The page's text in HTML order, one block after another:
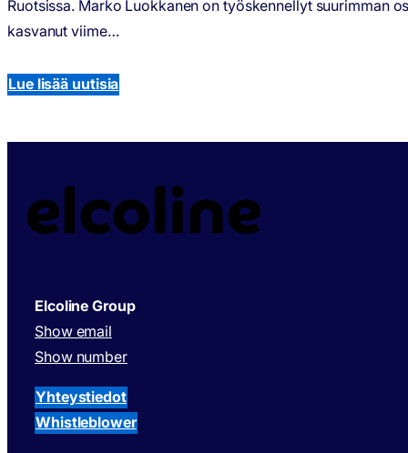
Ruotsissa. Marko Luokkanen on työskennellyt suurimman
kasvanut viime…
Lue lisää uutisia
Elcoline Group
Show email
Show number
Yhteystiedot
Whistleblower